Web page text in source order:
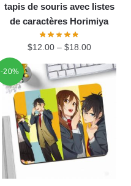
tapis de souris avec listes
de caractères Horimiya
$12.00– $18.00
-20%